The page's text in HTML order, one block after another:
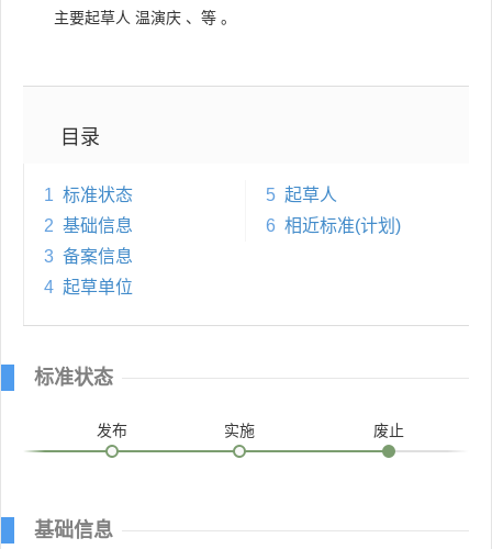
主要起草人 温演庆 、 等 。
目录
1 标准状态
2 基础信息
3 备案信息
4 起草单位
5 起草人
6 相近标准(计划)
标准状态
发布 实施 废止
基础信息